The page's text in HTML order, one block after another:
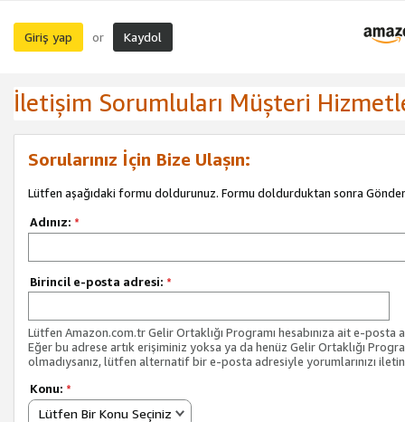
Giriş yap or Kaydol
İletişim Sorumluları Müşteri
Sorularınız İçin Bize Ulaşın:
Lütfen aşağıdaki formu doldurunuz. Formu doldurduktan sonra Gönder
Adınız: *
Birincil e-posta adresi: *
Lütfen Amazon.com.tr Gelir Ortaklığı Programı hesabınıza ait e-posta
Eğer bu adrese artık erişiminiz yoksa ya da henüz Gelir Ortaklığı
olmadıysanız, lütfen alternatif bir e-posta adresiyle yorumlarınızı
Konu: *
Lütfen Bir Konu Seçiniz